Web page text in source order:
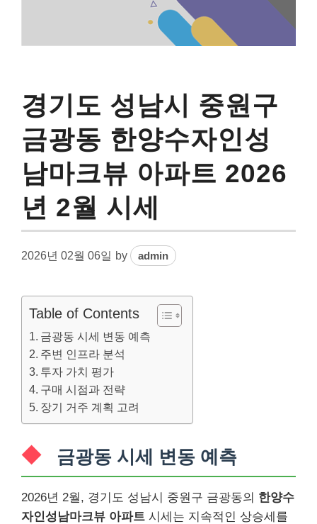
경기도 성남시 중원구
금광동 한양수자인성
남마크뷰 아파트 2026
년 2월 시세
2026년 02월 06일 by admin
Table of Contents
금광동 시세 변동 예측
주변 인프라 분석
투자 가치 평가
구매 시점과 전략
장기 거주 계획 고려
금광동 시세 변동 예측
2026년 2월, 경기도 성남시 중원구 금광동의 한양수
자인성남마크뷰 아파트 시세는 지속적인 상승세를